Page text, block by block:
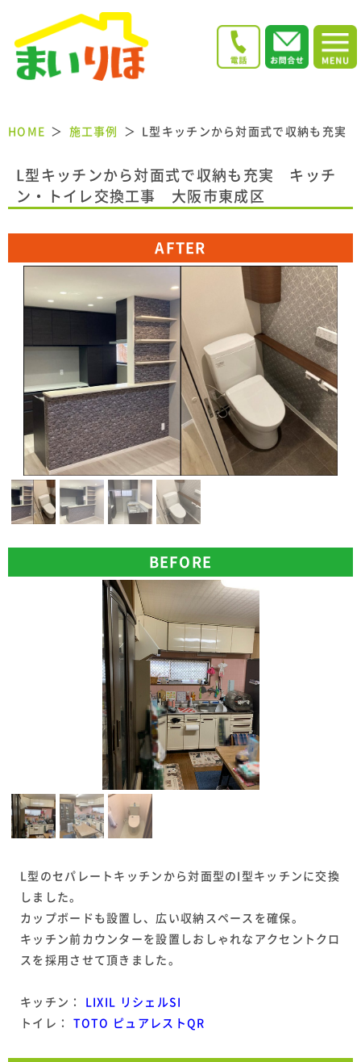
HOME 施工事例 L型キッチンから対面式で収納も充
L型キッチンから対面式で収納も充実 キッチ
ン・トイレ交換工事 大阪市東成区
AFTER
BEFORE
L型のセパレートキッチンから対面型のI型キッチンに交換
しました。
カップボードも設置し、広い収納スペースを確保。
キッチン前カウンターを設置しおしゃれなアクセントクロ
スを採用させて頂きました。
キッチン：
LIXIL リシェルSI
トイレ：
TOTO ピュアレストQR